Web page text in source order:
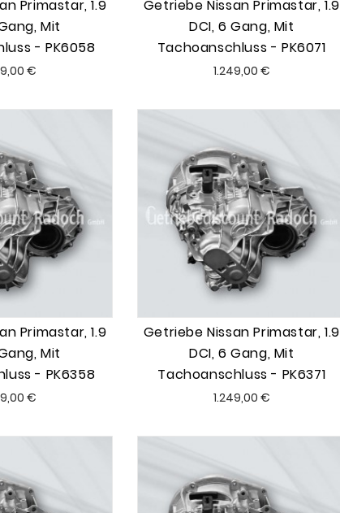
Primastar, 1.9
Mit
- PK6058
€
Getriebe Nissan Primastar, 1.9
DCI, 6 Gang, Mit
Tachoanschluss - PK6071
1.249,00 €Preis
Primastar, 1.9
Mit
- PK6358
€
Getriebe Nissan Primastar, 1.9
DCI, 6 Gang, Mit
Tachoanschluss - PK6371
1.249,00 €Preis